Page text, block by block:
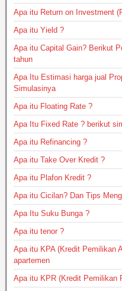
Apa itu Return on Investment
Apa itu Yield ?
Apa itu Capital Gain? Berikut
tahun
Apa Itu Estimasi harga jual
Simulasinya
Apa itu Floating Rate ?
Apa Itu Fixed Rate ? berikut
Apa itu Refinancing ?
Apa itu Take Over Kredit ?
Apa itu Plafon Kredit ?
Apa itu Cicilan? Dan Tips
Apa Itu Suku Bunga ?
Apa itu tenor ?
Apa itu KPA (Kredit Pemilikan
apartemen
Apa itu KPR (Kredit Pemilikan